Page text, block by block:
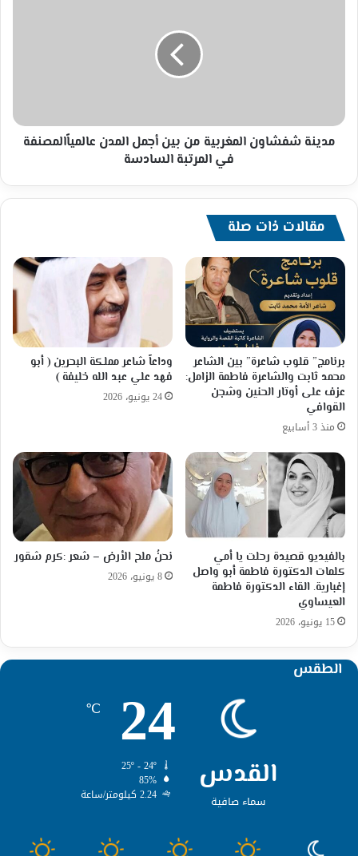
في
المرتبة
مدينة شفشاون المغربية من بين أجمل المدن عالمياًالمصنفة
في المرتبة السادسة
مقالات ذات صلة
برنامج” قلوب شاعرة” بين الشاعر
محمد ثابت والشاعرة فاطمة الزامل:
عزف على أوتار الحنين وشجن
القوافي
منذ 3 أسابيع
وداعاً شاعر مملكة البحرين ( أبو
فهد علي عبد الله خليفة )
24 يونيو، 2026
بالفيديو قصيدة رحلت يا أمي
كلمات الدكتورة فاطمة أبو واصل
إغبارية. القاء الدكتورة فاطمة
العيساوي
15 يونيو، 2026
نحنُ ملح الأرض – شعر :كرم شقور
8 يونيو، 2026
الطقس
القدس
سماء صافية
24
℃
85%
2.24 كيلومتر/ساعة